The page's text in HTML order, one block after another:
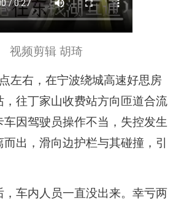
视频剪辑 胡琦
左右，在宁波绕城高速好思房
，往丁家山收费站方向匝道合流
车因驾驶员操作不当，失控发生
出，滑向边护栏与其碰撞，引
，车内人员一直没出来。幸亏两